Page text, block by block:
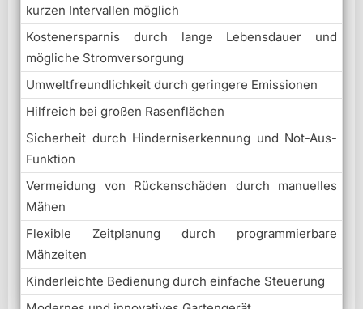
kurzen Intervallen möglich
Kostenersparnis durch lange Lebensdauer und
mögliche Stromversorgung
Umweltfreundlichkeit durch geringere Emissionen
Hilfreich bei großen Rasenflächen
Sicherheit durch Hinderniserkennung und Not-Aus-
Funktion
Vermeidung von Rückenschäden durch manuelles
Mähen
Flexible Zeitplanung durch programmierbare
Mähzeiten
Kinderleichte Bedienung durch einfache Steuerung